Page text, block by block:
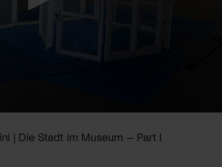
| Die Stadt im Museum – Part I
Kulturschaffende(r) oder
unsere Arbeit.